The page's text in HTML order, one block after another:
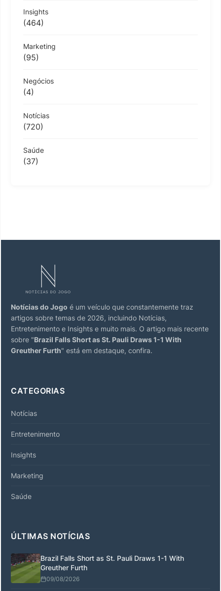
Insights
(464)
Marketing
(95)
Negócios
(4)
Notícias
(720)
Saúde
(37)
Notícias do Jogo é um veículo que constantemente traz
artigos sobre temas de 2026, incluindo Notícias,
Entretenimento e Insights e muito mais. O artigo mais recente
sobre "Brazil Falls Short as St. Pauli Draws 1-1 With
Greuther Furth" está em destaque, confira.
CATEGORIAS
Notícias
Entretenimento
Insights
Marketing
Saúde
ÚLTIMAS NOTÍCIAS
Brazil Falls Short as St. Pauli Draws 1-1 With
Greuther Furth
09/08/2026